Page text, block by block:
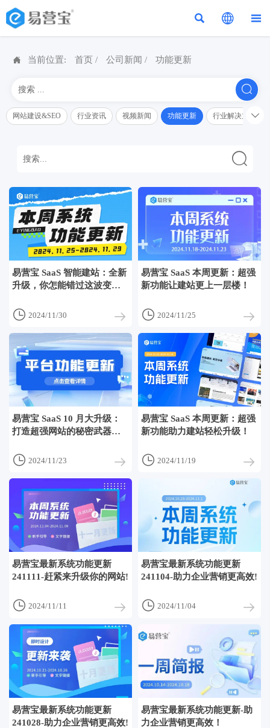
  
 当前位置: 首页 / 公司新闻 / 功能更新

网站建设&SEO 行业资讯 视频新闻 功能更新 行业解决方案解读


易营宝 SaaS 智能建站：全新
升级，你怎能错过这波变
 2024/11/30
易营宝 SaaS 本周更新：超强
新功能让建站更上一层楼！
 2024/11/25
易营宝 SaaS 10 月大升级：
打造超强网站的秘密武器大
 2024/11/23
易营宝 SaaS 本周更新：超强
新功能助力建站轻松升级！
 2024/11/19
易营宝最新系统功能更新
241111-赶紧来升级你的网站!
 2024/11/11
易营宝最新系统功能更新
241104-助力企业营销更高效!
 2024/11/04
易营宝最新系统功能更新
241028-助力企业营销更高效!
易营宝最新系统功能更新-助
力企业营销更高效！